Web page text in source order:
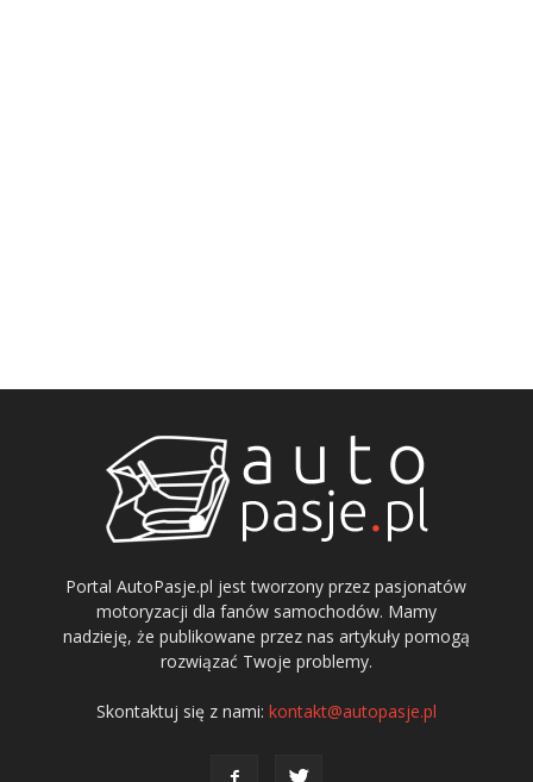
Portal AutoPasje.pl jest tworzony przez pasjonatów
motoryzacji dla fanów samochodów. Mamy
nadzieję, że publikowane przez nas artykuły pomogą
rozwiązać Twoje problemy.
Skontaktuj się z nami: kontakt@autopasje.pl